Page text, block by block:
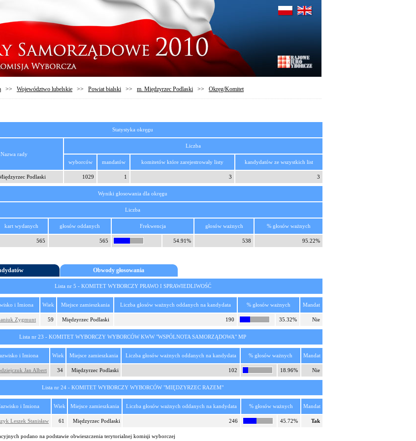
>> Województwo lubelskie >> Powiat bialski >> m. Międzyrzec Podlaski >> Okręg/Komitet
Statystyka okręgu
Nazwa rady
Liczba
wyborców mandatów komitetów które zarejestrowały listy kandydatów ze wszystkich list
Podlaski 1029 1 3 3
Wyniki głosowania dla okręgu
Liczba
kart wydanych głosów oddanych Frekwencja głosów ważnych % głosów ważnych
565 565 54.91% 538 95.22%
Obwody głosowania
Lista nr 5 - KOMITET WYBORCZY PRAWO I SPRAWIEDLIWOŚĆ
i Imiona Wiek Miejsce zamieszkania Liczba głosów ważnych oddanych na kandydata % głosów ważnych Mandat
Zygmunt 59 Międzyrzec Podlaski 190 35.32% Nie
Lista nr 23 - KOMITET WYBORCZY WYBORCÓW KWW "WSPÓLNOTA SAMORZĄDOWA" MP
i Imiona Wiek Miejsce zamieszkania Liczba głosów ważnych oddanych na kandydata % głosów ważnych Mandat
Jan Albert 34 Międzyrzec Podlaski 102 18.96% Nie
Lista nr 24 - KOMITET WYBORCZY WYBORCÓW "MIĘDZYRZEC RAZEM"
i Imiona Wiek Miejsce zamieszkania Liczba głosów ważnych oddanych na kandydata % głosów ważnych Mandat
Leszek Stanisław 61 Międzyrzec Podlaski 246 45.72% Tak
podano na podstawie obwieszczenia terytorialnej komisji wyborczej